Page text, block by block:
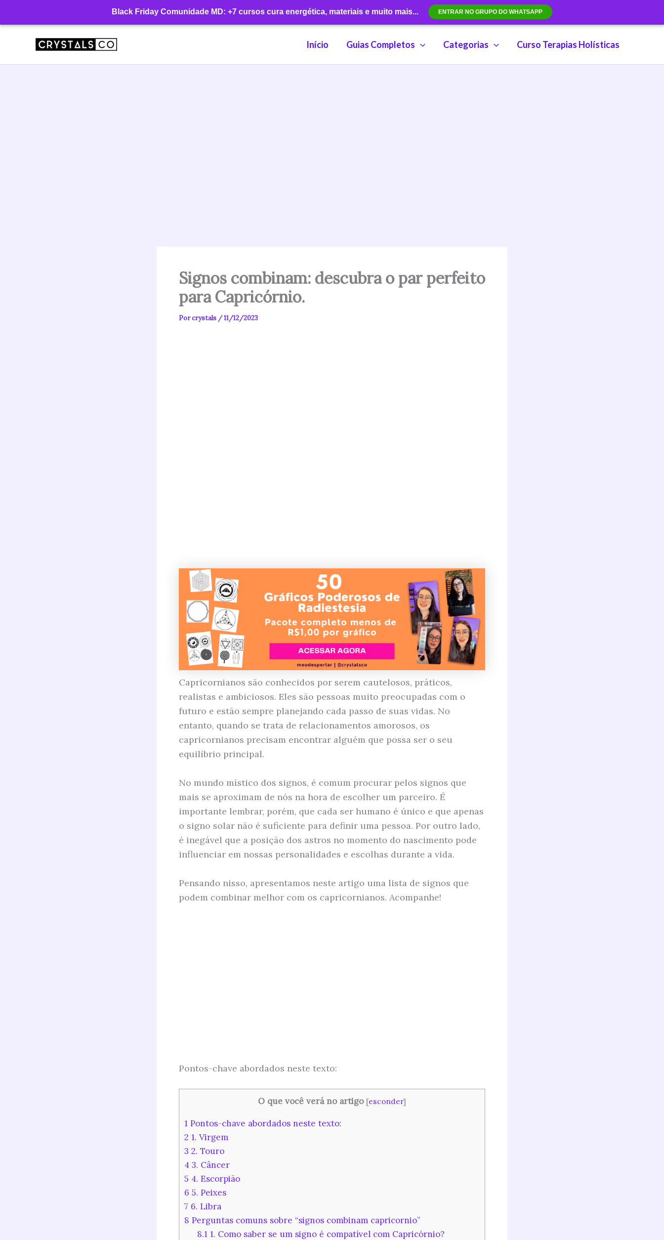
Black Friday Comunidade MD: +7 cursos cura energética, materiais e muito mais... ENTRAR NO GRUPO DO WHATSAPP
conteúdo
Início Guias Completos Categorias Curso Terapias Holísticas
Signos combinam: descubra o par perfeito
para Capricórnio.
Porcrystals /11/12/2023
Capricornianos são conhecidos por serem cautelosos, práticos,
realistas e ambiciosos. Eles são pessoas muito preocupadas com o
futuro e estão sempre planejando cada passo de suas vidas. No
entanto, quando se trata de relacionamentos amorosos, os
capricornianos precisam encontrar alguém que possa ser o seu
equilíbrio principal.
No mundo místico dos signos, é comum procurar pelos signos que
mais se aproximam de nós na hora de escolher um parceiro. É
importante lembrar, porém, que cada ser humano é único e que apenas
o signo solar não é suficiente para definir uma pessoa. Por outro lado,
é inegável que a posição dos astros no momento do nascimento pode
influenciar em nossas personalidades e escolhas durante a vida.
Pensando nisso, apresentamos neste artigo uma lista de signos que
podem combinar melhor com os capricornianos. Acompanhe!
Pontos-chave abordados neste texto:
O que você verá no artigo [esconder]
1 Pontos-chave abordados neste texto:
2 1. Virgem
3 2. Touro
4 3. Câncer
5 4. Escorpião
6 5. Peixes
7 6. Libra
8 Perguntas comuns sobre “signos combinam capricornio”
8.11. Como saber se um signo é compatível com Capricórnio?